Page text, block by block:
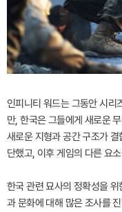
인피니티 워드는 그동안 시리
만, 한국은 그들에게 새로운
새로운 지형과 공간 구조가
단했고, 이후 게임의 다른 요
한국 관련 묘사의 정확성을
과 문화에 대해 많은 조사를